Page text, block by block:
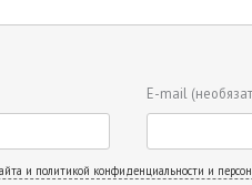
E-mail
и политикой конфиденциальности и